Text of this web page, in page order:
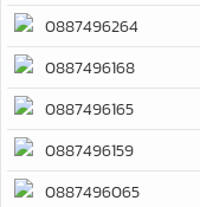
0887496264
0887496168
0887496165
0887496159
0887496065